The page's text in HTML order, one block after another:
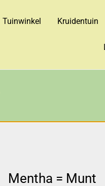
Tuinwinkel Kruidentuin
Mentha = Munt